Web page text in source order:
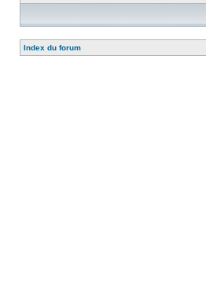
Index du forum